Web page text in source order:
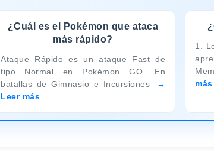
¿Cuál es el Pokémon que ataca
más rápido?
Ataque Rápido es un ataque Fast de
tipo Normal en Pokémon GO. En
batallas de Gimnasio e Incursiones
Leer más
1.
más